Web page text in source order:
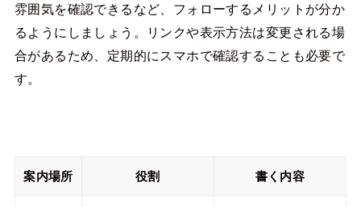
雰囲気を確認できるなど、フォローするメリットが分か
るようにしましょう。リンクや表示方法は変更される場
合があるため、定期的にスマホで確認することも必要で
す。
案内場所 役割 書く内容